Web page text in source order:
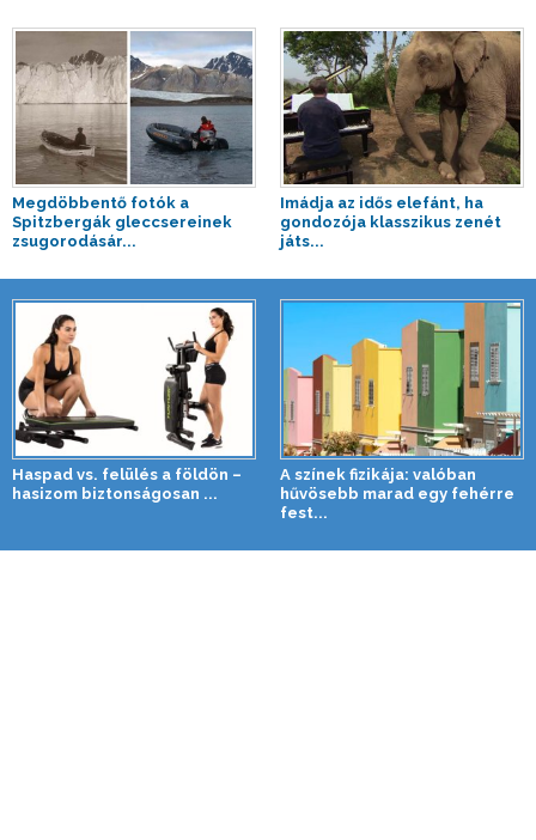
Megdöbbentő fotók a
Spitzbergák gleccsereinek
zsugorodásár...
Imádja az idős elefánt, ha
gondozója klasszikus zenét
játs...
Haspad vs. felülés a földön –
hasizom biztonságosan ...
A színek fizikája: valóban
hűvösebb marad egy fehérre
fest...